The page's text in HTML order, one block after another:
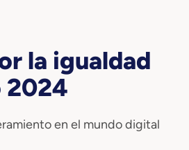
la igualdad
2024
en el mundo digital